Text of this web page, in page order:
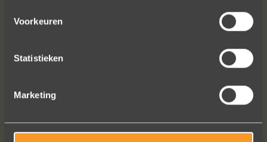
Voorkeuren
Statistieken
Marketing